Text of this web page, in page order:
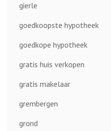
gierle
goedkoopste hypotheek
goedkope hypotheek
gratis huis verkopen
gratis makelaar
grembergen
grond